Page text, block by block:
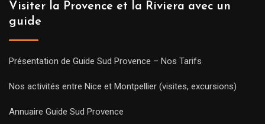
Visiter la Provence et la Riviera avec un
guide
Présentation de Guide Sud Provence – Nos Tarifs
Nos activités entre Nice et Montpellier (visites, excursions)
Annuaire Guide Sud Provence